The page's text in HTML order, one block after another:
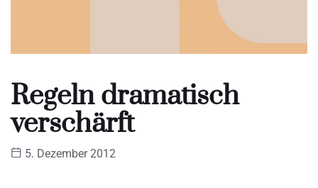
Regeln dramatisch
verschärft
5. Dezember 2012